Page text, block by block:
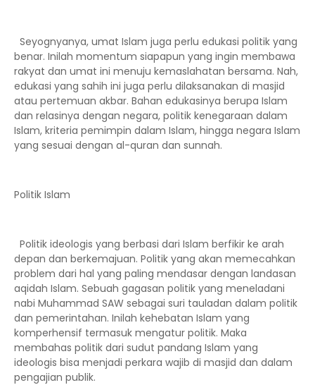
Seyognyanya, umat Islam juga perlu edukasi politik yang
benar. Inilah momentum siapapun yang ingin membawa
rakyat dan umat ini menuju kemaslahatan bersama. Nah,
edukasi yang sahih ini juga perlu dilaksanakan di masjid
atau pertemuan akbar. Bahan edukasinya berupa Islam
dan relasinya dengan negara, politik kenegaraan dalam
Islam, kriteria pemimpin dalam Islam, hingga negara Islam
yang sesuai dengan al-quran dan sunnah.
Politik Islam
Politik ideologis yang berbasi dari Islam berfikir ke arah
depan dan berkemajuan. Politik yang akan memecahkan
problem dari hal yang paling mendasar dengan landasan
aqidah Islam. Sebuah gagasan politik yang meneladani
nabi Muhammad SAW sebagai suri tauladan dalam politik
dan pemerintahan. Inilah kehebatan Islam yang
komperhensif termasuk mengatur politik. Maka
membahas politik dari sudut pandang Islam yang
ideologis bisa menjadi perkara wajib di masjid dan dalam
pengajian publik.